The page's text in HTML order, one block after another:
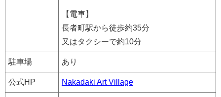
【電車】
長者町駅から徒歩約35分
又はタクシーで約10分
駐車場 あり
公式HP Nakadaki Art Village